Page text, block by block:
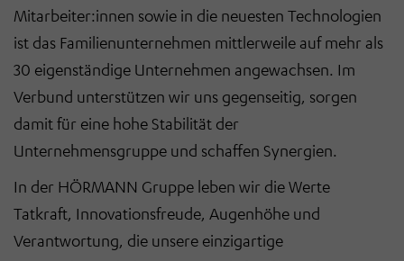
Mitarbeiter:innen sowie in die neuesten Technologien
ist das Familienunternehmen mittlerweile auf mehr als
30 eigenständige Unternehmen angewachsen. Im
Verbund unterstützen wir uns gegenseitig, sorgen
damit für eine hohe Stabilität der
Unternehmensgruppe und schaffen Synergien.
In der HÖRMANN Gruppe leben wir die Werte
Tatkraft, Innovationsfreude, Augenhöhe und
Verantwortung, die unsere einzigartige